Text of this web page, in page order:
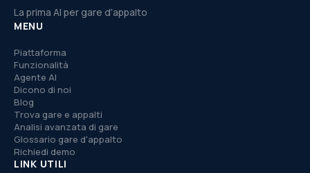
La prima AI per gare d'appalto
MENU
Piattaforma
Funzionalità
Agente AI
Dicono di noi
Blog
Trova gare e appalti
Analisi avanzata di gare
Glossario gare d'appalto
Richiedi demo
LINK UTILI